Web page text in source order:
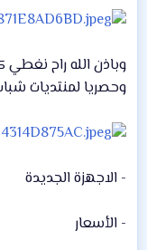
وباذن الله راح
وحصريا لمنتديات
‏- الاجهزة الجديدة
‏- الأسعار